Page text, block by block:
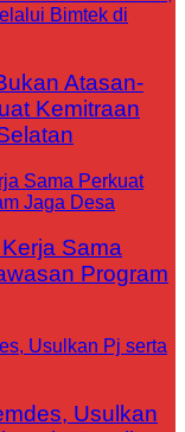
Atasan-
Kemitraan
Sama
Program
Usulkan